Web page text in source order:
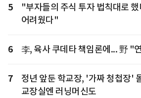
5
"부자들의 주식 투자 법칙대로 했
어려웠다"
6 李, 육사 쿠데타 책임론에... 野 "
7
정년 앞둔 학교장, '가짜 청첩장'
교장실엔 러닝머신도